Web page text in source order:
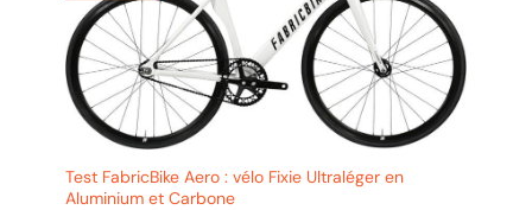
Test FabricBike Aero : vélo Fixie Ultraléger en
Aluminium et Carbone